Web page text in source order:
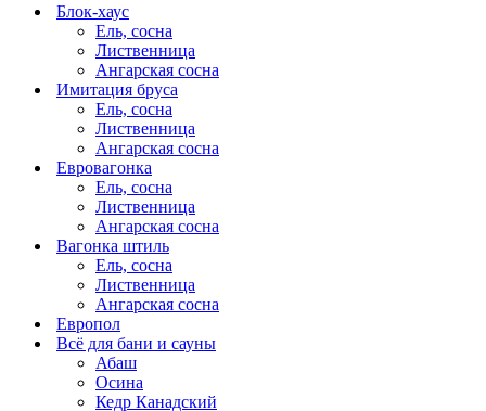
Блок-хаус
Ель, сосна
Лиственница
Ангарская сосна
Имитация бруса
Ель, сосна
Лиственница
Ангарская сосна
Евровагонка
Ель, сосна
Лиственница
Ангарская сосна
Вагонка штиль
Ель, сосна
Лиственница
Ангарская сосна
Европол
Всё для бани и сауны
Абаш
Осина
Кедр Канадский